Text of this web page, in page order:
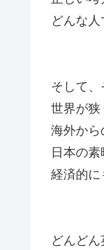
どんな
そして、
世界が狭
海外から
日本の
経済的に
どんど